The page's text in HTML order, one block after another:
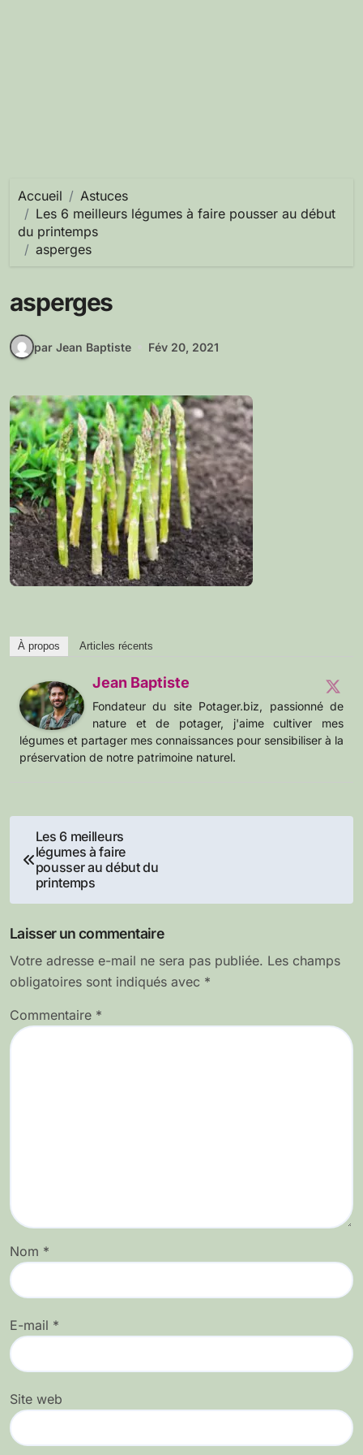
Accueil
Astuces
Les 6 meilleurs légumes à faire pousser au début
du printemps
asperges
asperges
par Jean Baptiste Fév 20, 2021
À propos Articles récents
Jean Baptiste
Fondateur du site Potager.biz, passionné de
nature et de potager, j'aime cultiver mes
légumes et partager mes connaissances pour sensibiliser à la
préservation de notre patrimoine naturel.
Navigation
de
l’article
Les 6 meilleurs
légumes à faire
pousser au début du
printemps
Laisser un commentaire
Votre adresse e-mail ne sera pas publiée. Les champs
obligatoires sont indiqués avec *
Commentaire *
Nom *
E-mail *
Site web